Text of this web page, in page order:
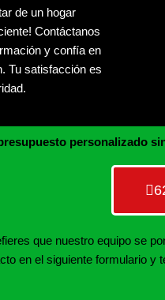
de un hogar
Contáctanos
y confía en
Tu satisfacción es
personalizado
que nuestro equipo se
en el siguiente formulario y